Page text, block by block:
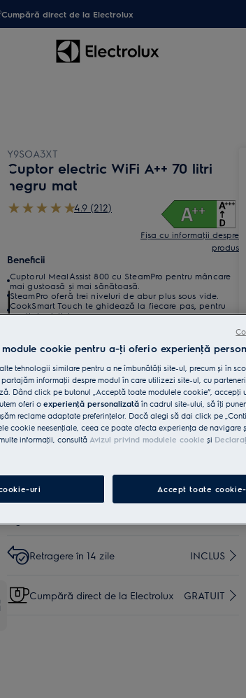
Cumpără direct de la Electrolux
Y9SOA3XT
Cuptor electric WiFi A++ 70 litri
negru mat
4.9 (212)
Fișa cu informaţii despre
produs
Beneficii
Cuptorul MealAssist 800 cu SteamPro pentru mâncare
mai gustoasă și mai sănătoasă.
SteamPro oferă trei niveluri de abur plus sous vide.
CookSmart Touch te ghidează la fiecare pas, pentru
rezultate delicioase.
Cumpără de pe www.electrolux.ro și primești:
Livrare inclusă pentru
comenzi mai mari de 4999
lei
35 lei INCLUSĂ
Instalare* INCLUSĂ
Reciclare aparat vechi INCLUSĂ
Retragere în 14 zile INCLUS
Cumpără direct de la Electrolux GRATUIT
cookie pentru a-ţi oferi o experienţă
tehnologii similare pentru a ne îmbunătăţi site-ul, precum și în
informaţii despre modul în care utilizezi site-ul, cu
Dând click pe butonul „Acceptă toate modulele cookie”, accepţi
oferi oexperienţă personalizată în cadrul site-ului, să îţi
reclame adaptate preferinţelor. Dacă alegi să dai click pe
cookie neesenţiale, ceea ce poate afecta experienţa de navigare
informaţii, consultă Avizul privind modulele cookie și
uri Accept toate